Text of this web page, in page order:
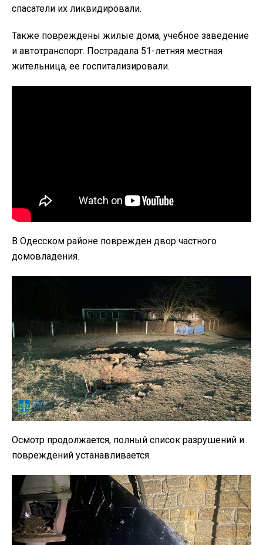
спасатели их ликвидировали.
Также повреждены жилые дома, учебное заведение
и автотранспорт. Пострадала 51-летняя местная
жительница, ее госпитализировали.
В Одесском районе поврежден двор частного
домовладения.
Осмотр продолжается, полный список разрушений и
повреждений устанавливается.